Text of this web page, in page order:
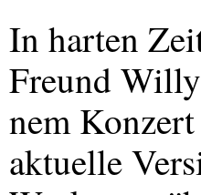
In harten
Freund
nem
aktuelle